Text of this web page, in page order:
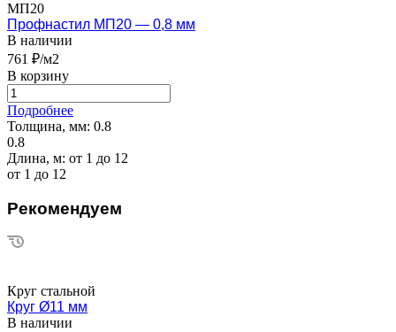
МП20
Профнастил МП20 — 0,8 мм
В наличии
761 ₽/м2
В корзину
Подробнее
Толщина, мм: 0.8
0.8
Длина, м: от 1 до 12
от 1 до 12
Рекомендуем
Круг стальной
Круг Ø11 мм
В наличии